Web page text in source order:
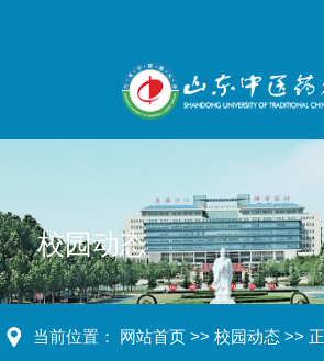
校园动态
当前位置： 网站首页 >> 校园动态 >>